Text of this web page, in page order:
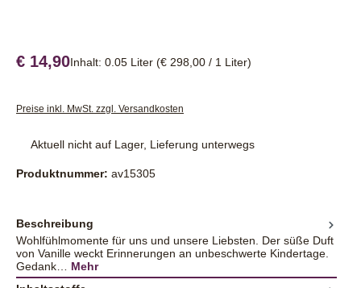
€ 14,90Inhalt: 0.05 Liter (€ 298,00 / 1 Liter)
Preise inkl. MwSt. zzgl. Versandkosten
Aktuell nicht auf Lager, Lieferung unterwegs
Produktnummer: av15305
Beschreibung
Wohlfühlmomente für uns und unsere Liebsten. Der süße Duft
von Vanille weckt Erinnerungen an unbeschwerte Kindertage.
Gedank… Mehr